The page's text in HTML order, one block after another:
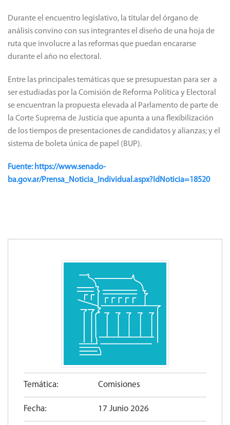
Durante el encuentro legislativo, la titular del órgano de
análisis convino con sus integrantes el diseño de una hoja de
ruta que involucre a las reformas que puedan encararse
durante el año no electoral.
Entre las principales temáticas que se presupuestan para ser a
ser estudiadas por la Comisión de Reforma Política y Electoral
se encuentran la propuesta elevada al Parlamento de parte de
la Corte Suprema de Justicia que apunta a una flexibilización
de los tiempos de presentaciones de candidatos y alianzas; y el
sistema de boleta única de papel (BUP).
Fuente: https://www.senado-
ba.gov.ar/Prensa_Noticia_Individual.aspx?IdNoticia=18520
Temática: Comisiones
Fecha: 17 Junio 2026